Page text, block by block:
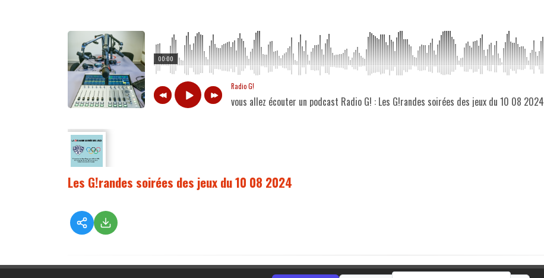
00:00
Radio G!
vous allez écouter un podcast Radio G! : Les G!randes soirées des jeux du 10 08 2024
Les G!randes soirées des jeux du 10 08 2024